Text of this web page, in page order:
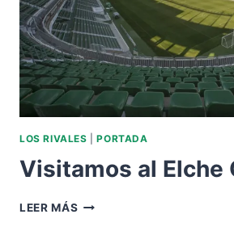
LOS RIVALES |PORTADA
Visitamos al Elche
LEER MÁS VISITAMOS